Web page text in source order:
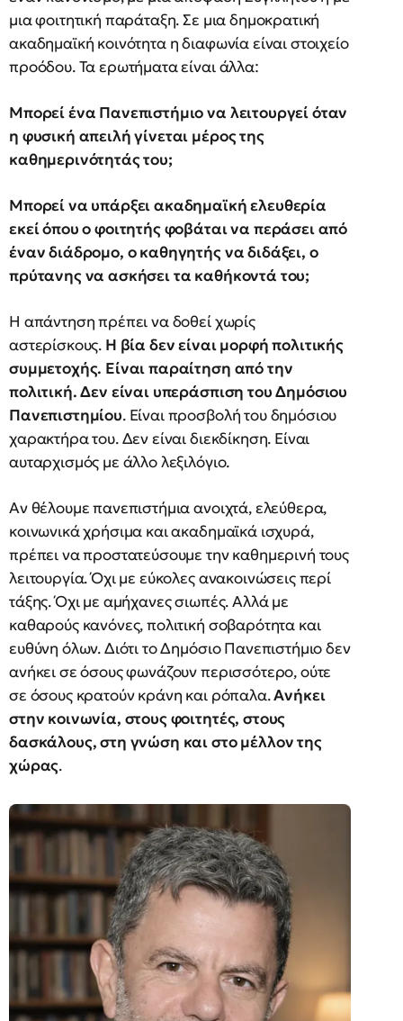
μια φοιτητική παράταξη. Σε μια δημοκρατική
ακαδημαϊκή κοινότητα η διαφωνία είναι στοιχείο
προόδου. Τα ερωτήματα είναι άλλα:
Μπορεί ένα Πανεπιστήμιο να λειτουργεί όταν
η φυσική απειλή γίνεται μέρος της
καθημερινότητάς του;
Μπορεί να υπάρξει ακαδημαϊκή ελευθερία
εκεί όπου ο φοιτητής φοβάται να περάσει από
έναν διάδρομο, ο καθηγητής να διδάξει, ο
πρύτανης να ασκήσει τα καθήκοντά του;
Η απάντηση πρέπει να δοθεί χωρίς
αστερίσκους. Η βία δεν είναι μορφή πολιτικής
συμμετοχής. Είναι παραίτηση από την
πολιτική. Δεν είναι υπεράσπιση του Δημόσιου
Πανεπιστημίου. Είναι προσβολή του δημόσιου
χαρακτήρα του. Δεν είναι διεκδίκηση. Είναι
αυταρχισμός με άλλο λεξιλόγιο.
Αν θέλουμε πανεπιστήμια ανοιχτά, ελεύθερα,
κοινωνικά χρήσιμα και ακαδημαϊκά ισχυρά,
πρέπει να προστατεύσουμε την καθημερινή τους
λειτουργία. Όχι με εύκολες ανακοινώσεις περί
τάξης. Όχι με αμήχανες σιωπές. Αλλά με
καθαρούς κανόνες, πολιτική σοβαρότητα και
ευθύνη όλων. Διότι το Δημόσιο Πανεπιστήμιο δεν
ανήκει σε όσους φωνάζουν περισσότερο, ούτε
σε όσους κρατούν κράνη και ρόπαλα.Ανήκει
στην κοινωνία, στους φοιτητές, στους
δασκάλους, στη γνώση και στο μέλλον της
χώρας.